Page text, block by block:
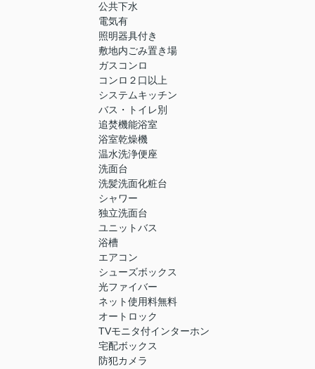
公共下水
電気有
照明器具付き
敷地内ごみ置き場
ガスコンロ
コンロ２口以上
システムキッチン
バス・トイレ別
追焚機能浴室
浴室乾燥機
温水洗浄便座
洗面台
洗髪洗面化粧台
シャワー
独立洗面台
ユニットバス
浴槽
エアコン
シューズボックス
光ファイバー
ネット使用料無料
オートロック
TVモニタ付インターホン
宅配ボックス
防犯カメラ